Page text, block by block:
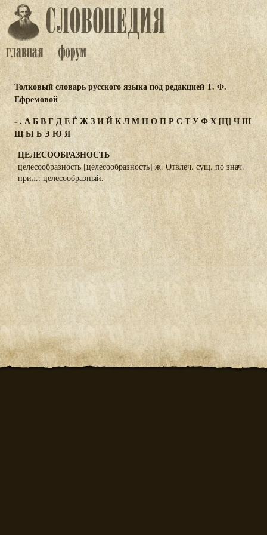
Толковый словарь русского языка под редакцией Т. Ф.
Ефремовой
- . АБВГДЕЁЖЗИЙКЛМНОПР С ТУФХ[Ц] ЧШ
ЩЫЬЭ ЮЯ
ЦЕЛЕСООБРАЗНОСТЬ
целесообразность [целесообразность] ж. Отвлеч. сущ. по знач.
прил.: целесообразный.